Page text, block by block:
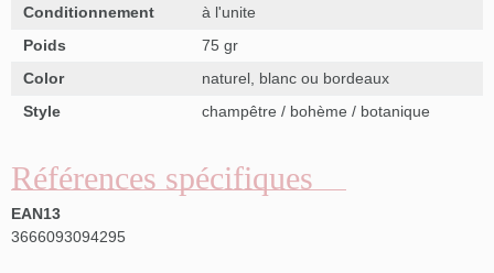
Conditionnement
à l'unite
Poids
75 gr
Color
naturel, blanc ou bordeaux
Style
champêtre / bohème / botanique
Références spécifiques
EAN13
3666093094295